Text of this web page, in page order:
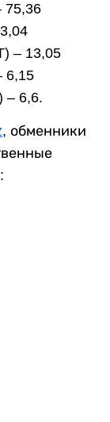
75,36
– 13,05
6,15
– 6,6.
, обменники